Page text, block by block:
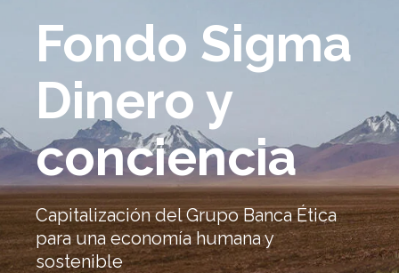
Fondo Sigma
Dinero y
conciencia
Capitalización del Grupo Banca Ética
para una economía humana y
sostenible